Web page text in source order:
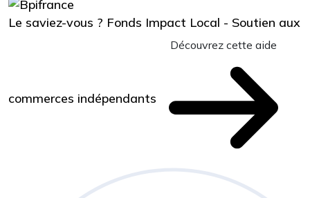
Le saviez-vous ? Fonds Impact Local - Soutien aux
commerces indépendants
Découvrez cette aide